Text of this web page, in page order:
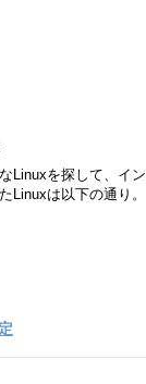
Linuxを探して、イ
Linuxは以下の通り。